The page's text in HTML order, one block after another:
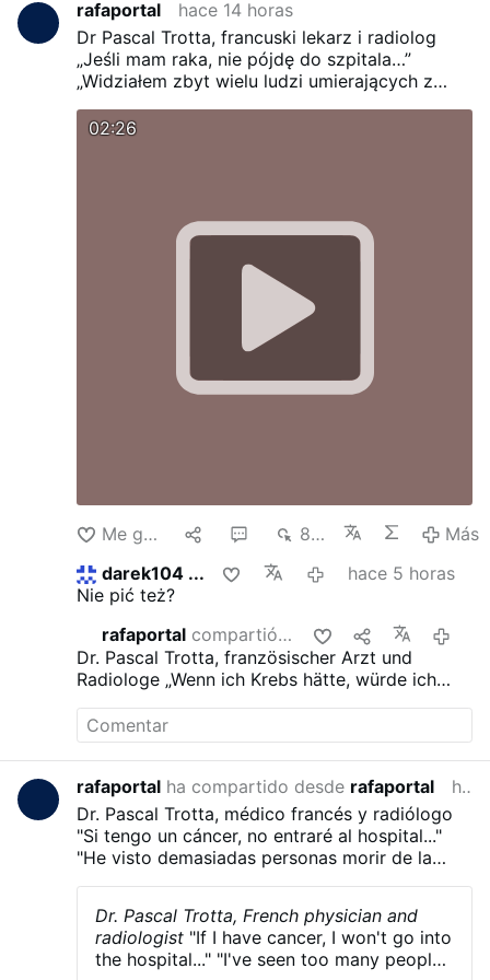
rafaportal
hace 14 horas
Dr Pascal Trotta, francuski lekarz i radiolog
„Jeśli mam raka, nie pójdę do szpitala…”
„Widziałem zbyt wielu ludzi umierających z
dni…” „Przestałbym pracować…”
02:26
Me gusta 823
Más
darek104 ...
hace 5 horas
Nie pić też?
rafaportalcompartió esto
Dr. Pascal Trotta, französischer Arzt und
Radiologe „Wenn ich Krebs hätte, würde ich
viele Menschen an den Folgen einer
Chemotherapie sterben sehen …“ „Ich würde 30
Tage fasten …“ „Ich würde aufhören zu arbeiten
…“
rafaportal ha compartido desde rafaportal
hace 14 horas
Dr. Pascal Trotta, médico francés y radiólogo
"Si tengo un cáncer, no entraré al hospital..."
"He visto demasiadas personas morir de la
Dr. Pascal Trotta, French physician and
radiologist "If I have cancer, I won't go into
the hospital..." "I've seen too many people